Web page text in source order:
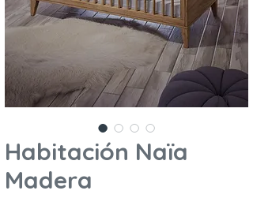
Habitación Naïa
Madera